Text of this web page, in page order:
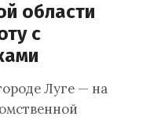
области
с
Луге — на